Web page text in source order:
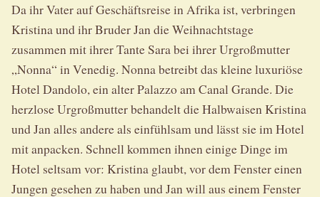
Da ihr Vater auf Geschäftsreise in Afrika ist, verbringen
Kristina und ihr Bruder Jan die Weihnachtstage
zusammen mit ihrer Tante Sara bei ihrer Urgroßmutter
„Nonna“ in Venedig. Nonna betreibt das kleine luxuriöse
Hotel Dandolo, ein alter Palazzo am Canal Grande. Die
herzlose Urgroßmutter behandelt die Halbwaisen Kristina
und Jan alles andere als einfühlsam und lässt sie im Hotel
mit anpacken. Schnell kommen ihnen einige Dinge im
Hotel seltsam vor: Kristina glaubt, vor dem Fenster einen
Jungen gesehen zu haben und Jan will aus einem Fenster